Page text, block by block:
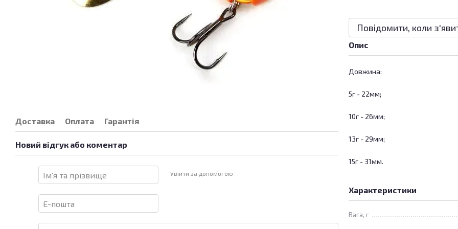
Доставка Оплата Гарантія
Новий відгук або коментар
Увійти за допомогою
Повідомити, коли
Опис
Довжина:
5г - 22мм;
10г - 26мм;
13г - 29мм;
15г - 31мм.
Характеристики
Вага, г